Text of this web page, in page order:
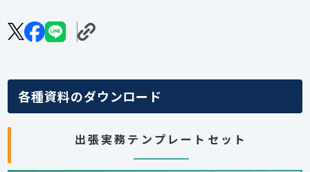
各種資料のダウンロード
出張実務テンプレートセット